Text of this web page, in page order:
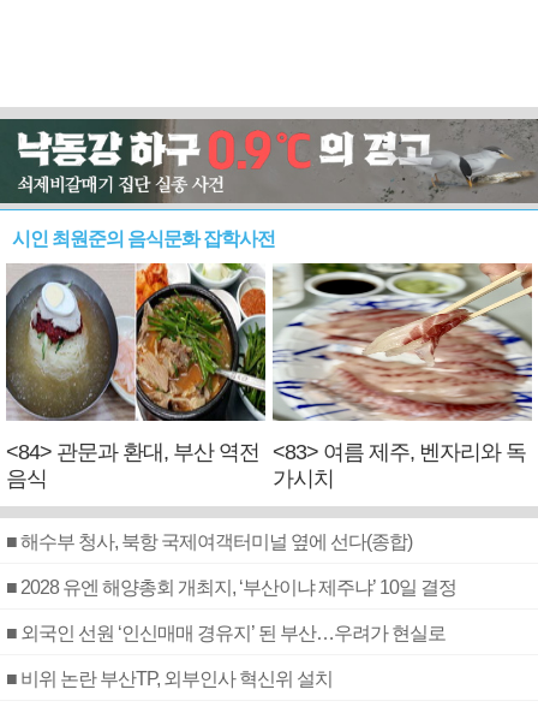
시인 최원준의 음식문화 잡학사전
<84> 관문과 환대, 부산 역전
음식
<83> 여름 제주, 벤자리와 독
가시치
■ 해수부 청사, 북항 국제여객터미널 옆에 선다(종합)
■ 2028 유엔 해양총회 개최지, ‘부산이냐 제주냐’ 10일 결정
■ 외국인 선원 ‘인신매매 경유지’ 된 부산…우려가 현실로
■ 비위 논란 부산TP, 외부인사 혁신위 설치